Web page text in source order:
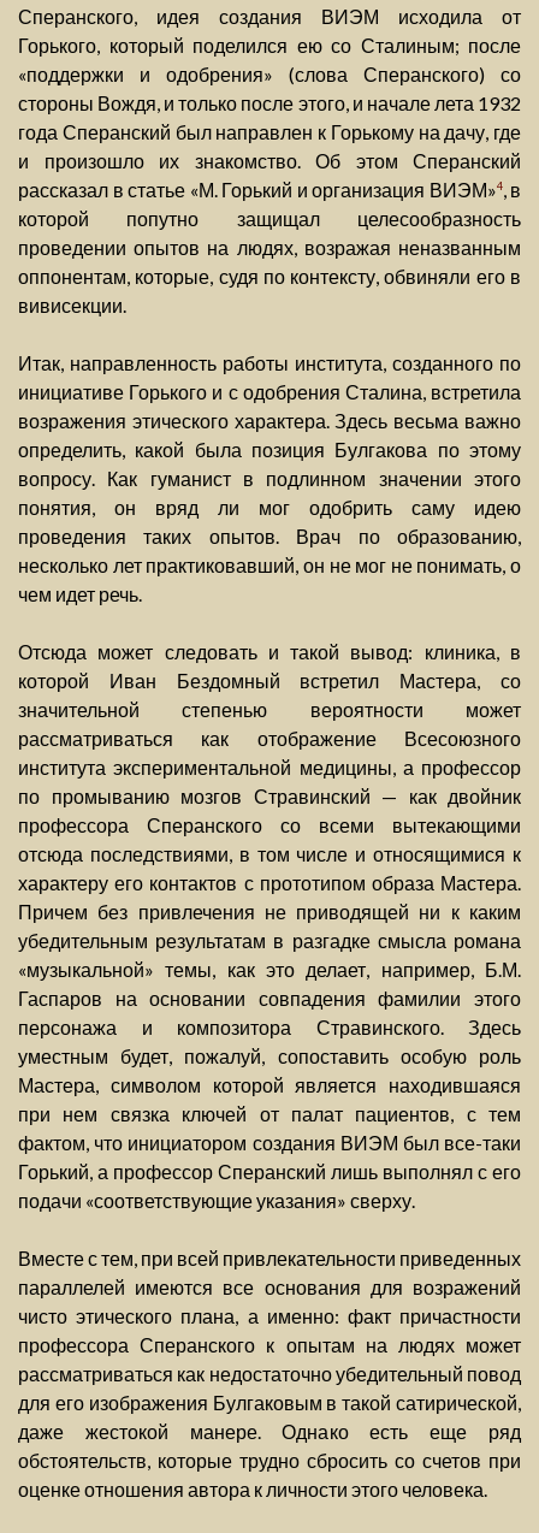
Сперанского, идея создания ВИЭМ исходила от
Горького, который поделился ею со Сталиным; после
«поддержки и одобрения» (слова Сперанского) со
стороны Вождя, и только после этого, и начале лета 1932
года Сперанский был направлен к Горькому на дачу, где
и произошло их знакомство. Об этом Сперанский
рассказал в статье «М. Горький и организация ВИЭМ»4, в
которой попутно защищал целесообразность
проведении опытов на людях, возражая неназванным
оппонентам, которые, судя по контексту, обвиняли его в
вивисекции.
Итак, направленность работы института, созданного по
инициативе Горького и с одобрения Сталина, встретила
возражения этического характера. Здесь весьма важно
определить, какой была позиция Булгакова по этому
вопросу. Как гуманист в подлинном значении этого
понятия, он вряд ли мог одобрить саму идею
проведения таких опытов. Врач по образованию,
несколько лет практиковавший, он не мог не понимать, о
чем идет речь.
Отсюда может следовать и такой вывод: клиника, в
которой Иван Бездомный встретил Мастера, со
значительной степенью вероятности может
рассматриваться как отображение Всесоюзного
института экспериментальной медицины, а профессор
по промыванию мозгов Стравинский — как двойник
профессора Сперанского со всеми вытекающими
отсюда последствиями, в том числе и относящимися к
характеру его контактов с прототипом образа Мастера.
Причем без привлечения не приводящей ни к каким
убедительным результатам в разгадке смысла романа
«музыкальной» темы, как это делает, например, Б.М.
Гаспаров на основании совпадения фамилии этого
персонажа и композитора Стравинского. Здесь
уместным будет, пожалуй, сопоставить особую роль
Мастера, символом которой является находившаяся
при нем связка ключей от палат пациентов, с тем
фактом, что инициатором создания ВИЭМ был все-таки
Горький, а профессор Сперанский лишь выполнял с его
подачи «соответствующие указания» сверху.
Вместе с тем, при всей привлекательности приведенных
параллелей имеются все основания для возражений
чисто этического плана, а именно: факт причастности
профессора Сперанского к опытам на людях может
рассматриваться как недостаточно убедительный повод
для его изображения Булгаковым в такой сатирической,
даже жестокой манере. Однако есть еще ряд
обстоятельств, которые трудно сбросить со счетов при
оценке отношения автора к личности этого человека.